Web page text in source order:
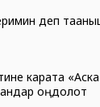
деп
карата
оңдолот